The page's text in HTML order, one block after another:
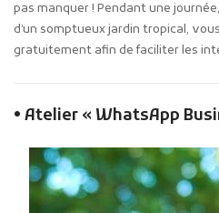
pas manquer ! Pendant une
d’un somptueux jardin tropical,
gratuitement afin de faciliter les
• Atelier « WhatsApp